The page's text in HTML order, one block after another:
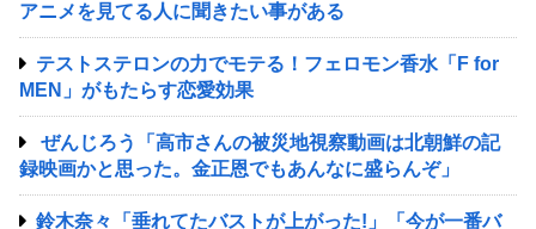
アニメを見てる人に聞きたい事がある
テストステロンの力でモテる！フェロモン香水「F for
MEN」がもたらす恋愛効果
ぜんじろう「高市さんの被災地視察動画は北朝鮮の記
録映画かと思った。金正恩でもあんなに盛らんぞ」
鈴木奈々「垂れてたバストが上がった!」「今が一番バ